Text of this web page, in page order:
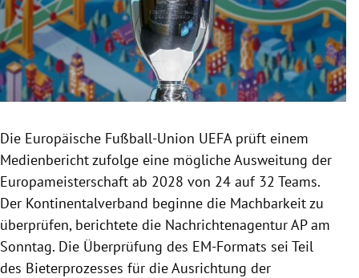
Untermenü
Untermenü
Untermenü
Untermenü
Die Europäische Fußball-Union UEFA prüft einem
Medienbericht zufolge eine mögliche Ausweitung der
Europameisterschaft ab 2028 von 24 auf 32 Teams.
Der Kontinentalverband beginne die Machbarkeit zu
überprüfen, berichtete die Nachrichtenagentur AP am
Sonntag. Die Überprüfung des EM-Formats sei Teil
des Bieterprozesses für die Ausrichtung der